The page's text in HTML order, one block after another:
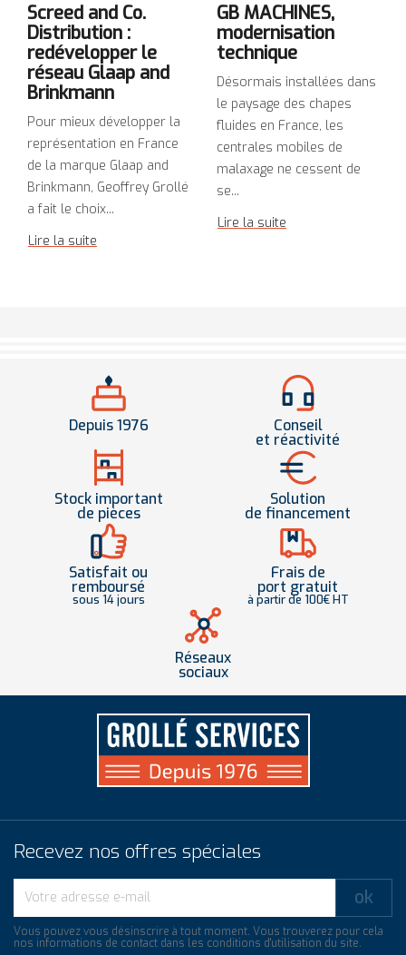
Screed and Co.
Distribution :
redévelopper le
réseau Glaap and
Brinkmann
Pour mieux développer la
représentation en France
de la marque Glaap and
Brinkmann, Geoffrey Grollé
a fait le choix...
Lire la suite
GB MACHINES,
modernisation
technique
Désormais installées dans
le paysage des chapes
fluides en France, les
centrales mobiles de
malaxage ne cessent de
se...
Lire la suite
Depuis 1976 Conseil
et réactivité
Stock important
de pièces
Solution
de financement
Satisfait ou
remboursé
sous 14 jours
Frais de
port gratuit
à partir de 100€ HT
Réseaux
sociaux
Recevez nos offres spéciales
Vous pouvez vous désinscrire à tout moment. Vous trouverez pour cela
nos informations de contact dans les conditions d'utilisation du site.